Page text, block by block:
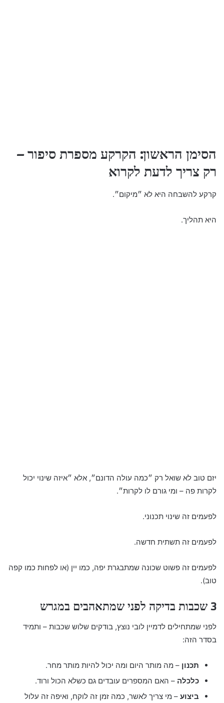
הסימן הראשון: הקרקע מספרת סיפור –
רק צריך לדעת לקרוא
קרקע להשבחה היא לא ״מיקום״.
היא תהליך.
יזם טוב לא שואל רק ״כמה עולה הדונם״, אלא ״איזה שינוי יכול
לקרות פה – ומי גורם לו לקרות״.
לפעמים זה שינוי תכנוני.
לפעמים זה תשתית חדשה.
לפעמים זה פשוט שכונה שמתבגרת יפה, כמו יין (או לפחות כמו קפה
טוב).
3 שכבות בדיקה לפני שמתאהבים במגרש
לפני שמתחילים לדמיין לובי נוצץ, בודקים שלוש שכבות – ותמיד
בסדר הזה:
תכנון – מה מותר היום ומה יכול להיות מותר מחר.
כלכלה – האם המספרים עובדים גם כשלא הכול ורוד.
ביצוע – מי צריך לאשר, כמה זמן זה לוקח, ואיפה זה עלול